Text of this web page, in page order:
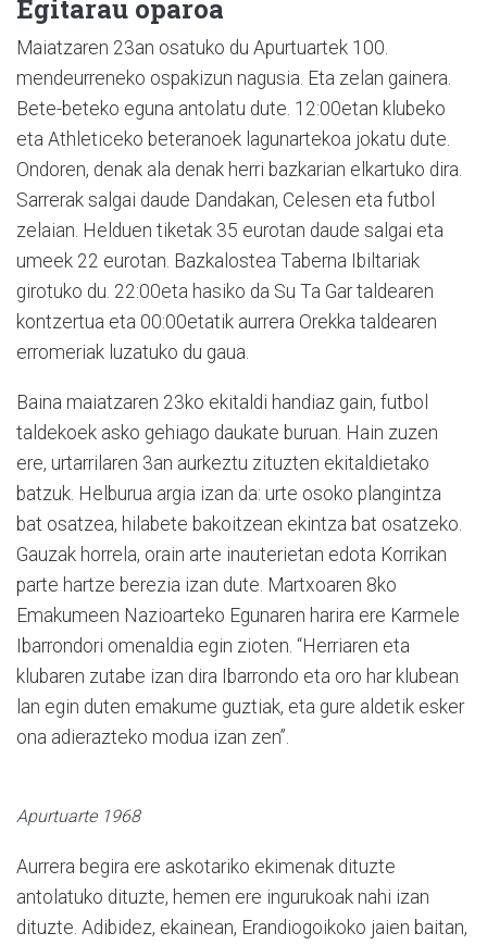
Egitarau oparoa
Maiatzaren 23an osatuko du Apurtuartek 100.
mendeurreneko ospakizun nagusia. Eta zelan gainera.
Bete-beteko eguna antolatu dute. 12:00etan klubeko
eta Athleticeko beteranoek lagunartekoa jokatu dute.
Ondoren, denak ala denak herri bazkarian elkartuko dira.
Sarrerak salgai daude Dandakan, Celesen eta futbol
zelaian. Helduen tiketak 35 eurotan daude salgai eta
umeek 22 eurotan. Bazkalostea Taberna Ibiltariak
girotuko du. 22:00eta hasiko da Su Ta Gar taldearen
kontzertua eta 00:00etatik aurrera Orekka taldearen
erromeriak luzatuko du gaua.
Baina maiatzaren 23ko ekitaldi handiaz gain, futbol
taldekoek asko gehiago daukate buruan. Hain zuzen
ere, urtarrilaren 3an aurkeztu zituzten ekitaldietako
batzuk. Helburua argia izan da: urte osoko plangintza
bat osatzea, hilabete bakoitzean ekintza bat osatzeko.
Gauzak horrela, orain arte inauterietan edota Korrikan
parte hartze berezia izan dute. Martxoaren 8ko
Emakumeen Nazioarteko Egunaren harira ere Karmele
Ibarrondori omenaldia egin zioten. “Herriaren eta
klubaren zutabe izan dira Ibarrondo eta oro har klubean
lan egin duten emakume guztiak, eta gure aldetik esker
ona adierazteko modua izan zen”.
Apurtuarte 1968
Aurrera begira ere askotariko ekimenak dituzte
antolatuko dituzte, hemen ere ingurukoak nahi izan
dituzte. Adibidez, ekainean, Erandiogoikoko jaien baitan,